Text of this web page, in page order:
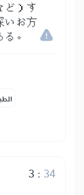
ど）す
いお方
。
3 : 34